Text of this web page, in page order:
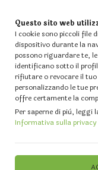
Questo sito web
I cookie sono piccoli file
dispositivo durante la
possono riguardare te,
identificano sotto il
rifiutare o revocare il
personalizzando le tue
offre certamente la
Per saperne di più, leggi
Informativa sulla privacy
Home Vetrina
Cortecce -